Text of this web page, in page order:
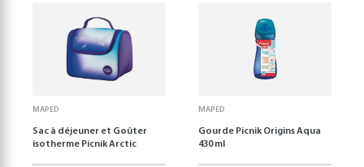
MAPED
Sac à déjeuner et Goûter
isotherme Picnik Arctic
MAPED
Gourde Picnik Origins Aqua
430 ml